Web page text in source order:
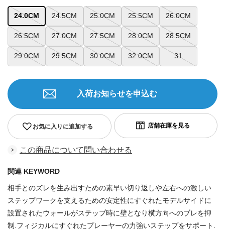
24.0CM 24.5CM 25.0CM 25.5CM 26.0CM
26.5CM 27.0CM 27.5CM 28.0CM 28.5CM
29.0CM 29.5CM 30.0CM 32.0CM 31
お気に入りに追加する
入荷お知らせを申込む
この商品について問い合わせる
関連 KEYWORD
相手とのズレを生み出すための素早い切り返しや左右への激しい
ステップワークを支えるための安定性にすぐれたモデルサイドに
設置されたウォールがステップ時に壁となり横方向へのブレを抑
制.フィジカルにすぐれたプレーヤーの力強いステップをサポート.